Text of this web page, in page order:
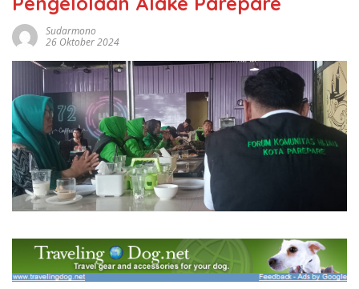
Sudarmono
26 Oktober 2024